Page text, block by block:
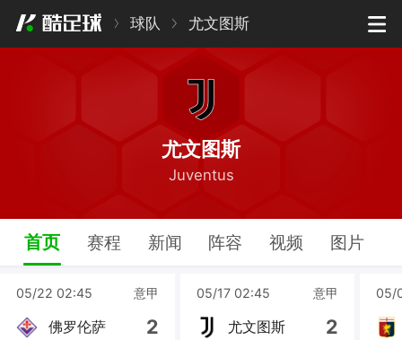
球队 尤文图斯
尤文图斯
Juventus
首页 赛程 新闻 阵容 视频 图片
05/22 02:45 意甲
佛罗伦萨 2
05/17 02:45 意甲
尤文图斯 2
05/